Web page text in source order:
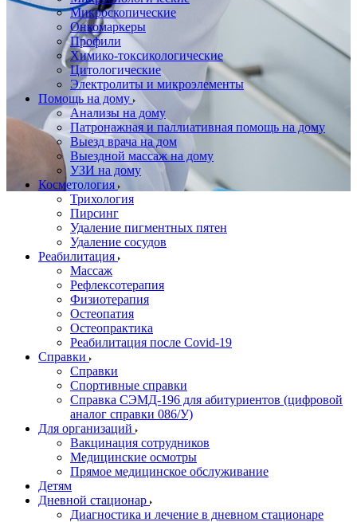
Микроскопические
Онкомаркеры
Профили
Химико-токсикологические
Цитологические
Электролиты и микроэлементы
Помощь на дому
Анализы на дому
Патронажная и паллиативная помощь на дому
Выезд врача на дом
Выездной массаж на дому
УЗИ на дому
Косметология
Трихология
Пирсинг
Удаление пигментных пятен
Удаление сосудов
Реабилитация
Массаж
Рефлексотерапия
Физиотерапия
Остеопатия
Остеопрактика
Реабилитация после Covid-19
Справки
Справки
Спортивные справки
Справка СЭМД‑196 для абитуриентов (цифровой
аналог справки 086/У)
Для организаций
Вакцинация сотрудников
Медицинские осмотры
Прямое медицинское обслуживание
Детям
Дневной стационар
Диагностика и лечение в дневном стационаре